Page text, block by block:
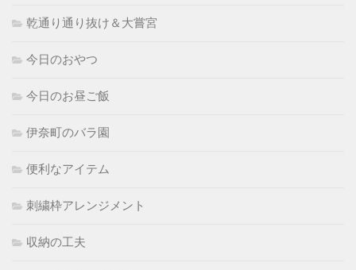
乾通り通り抜け＆大嘗宮
今日のおやつ
今日のお昼ご飯
伊奈町のバラ園
便利なアイテム
刺繍枠アレンジメント
収納の工夫